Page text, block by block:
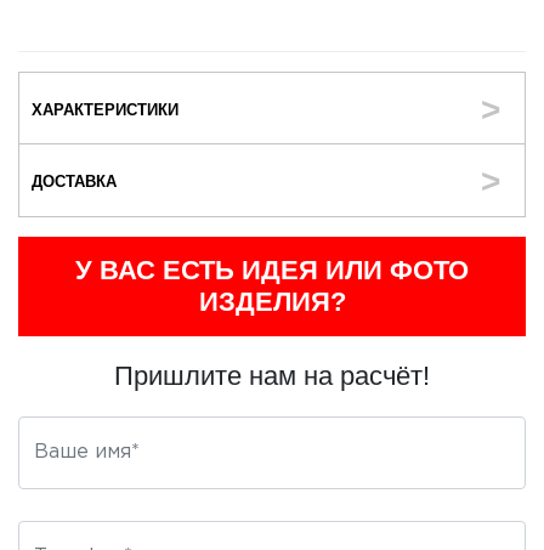
ХАРАКТЕРИСТИКИ
ДОСТАВКА
У ВАС ЕСТЬ ИДЕЯ ИЛИ ФОТО
ИЗДЕЛИЯ?
Пришлите нам на расчёт!